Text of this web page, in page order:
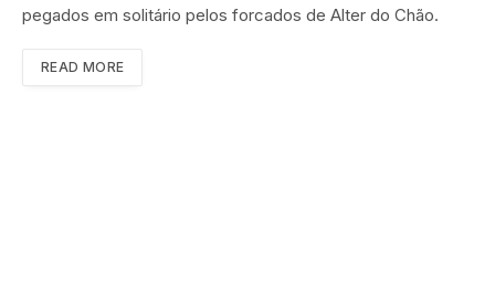
pegados em solitário pelos forcados de Alter do Chão.
READ MORE